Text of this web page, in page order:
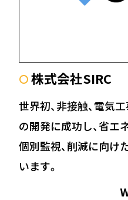
〇 株式会社SIRC
世界初、非接触、電気
の開発に成功し、省エ
個別監視、削減に向け
います。